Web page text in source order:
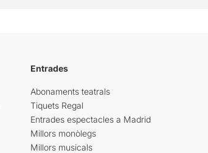
Entrades
Abonaments teatrals
Tiquets Regal
Entrades espectacles a Madrid
Millors monòlegs
Millors musicals